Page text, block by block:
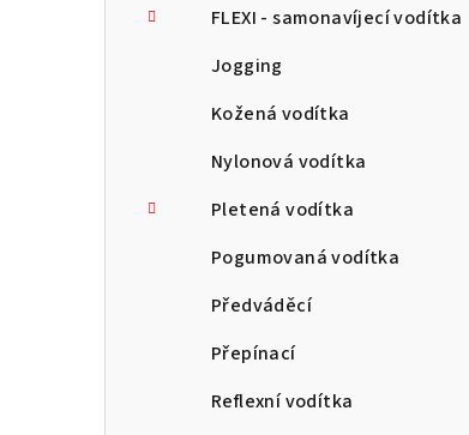
FLEXI - samonavíjecí vodítka
Jogging
Kožená vodítka
Nylonová vodítka
Pletená vodítka
Pogumovaná vodítka
Předváděcí
Přepínací
Reflexní vodítka